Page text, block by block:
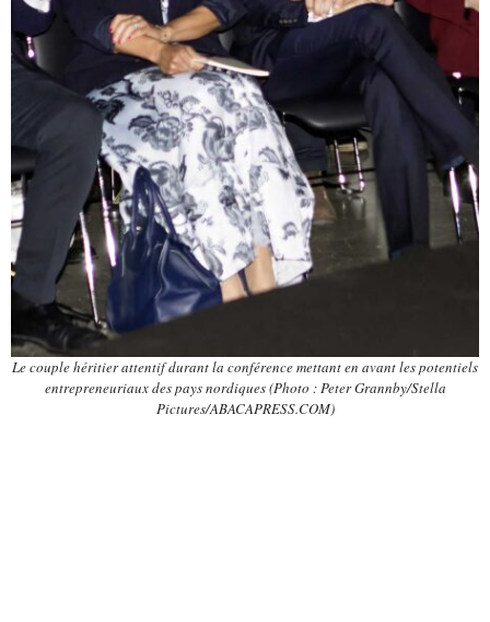
Le couple héritier attentif durant la conférence mettant en avant les potentiels
entrepreneuriaux des pays nordiques (Photo : Peter Grannby/Stella
Pictures/ABACAPRESS.COM)